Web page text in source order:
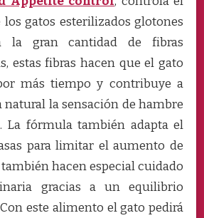
los gatos esterilizados glotones
la gran cantidad de fibras
estas fibras hacen que el gato
más tiempo y contribuye a
la sensación de hambre
La fórmula también adapta el
para limitar el aumento de
hacen especial cuidado
gracias a un equilibrio
este alimento el gato pedirá